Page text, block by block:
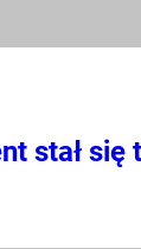
stał się